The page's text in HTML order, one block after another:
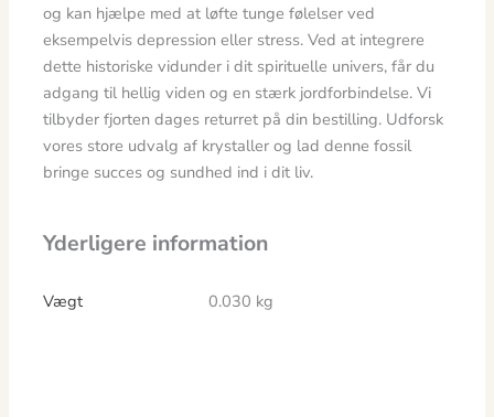
og kan hjælpe med at løfte tunge følelser ved
eksempelvis depression eller stress. Ved at integrere
dette historiske vidunder i dit spirituelle univers, får du
adgang til hellig viden og en stærk jordforbindelse. Vi
tilbyder fjorten dages returret på din bestilling. Udforsk
vores store udvalg af krystaller og lad denne fossil
bringe succes og sundhed ind i dit liv.
Yderligere information
Vægt 0.030 kg